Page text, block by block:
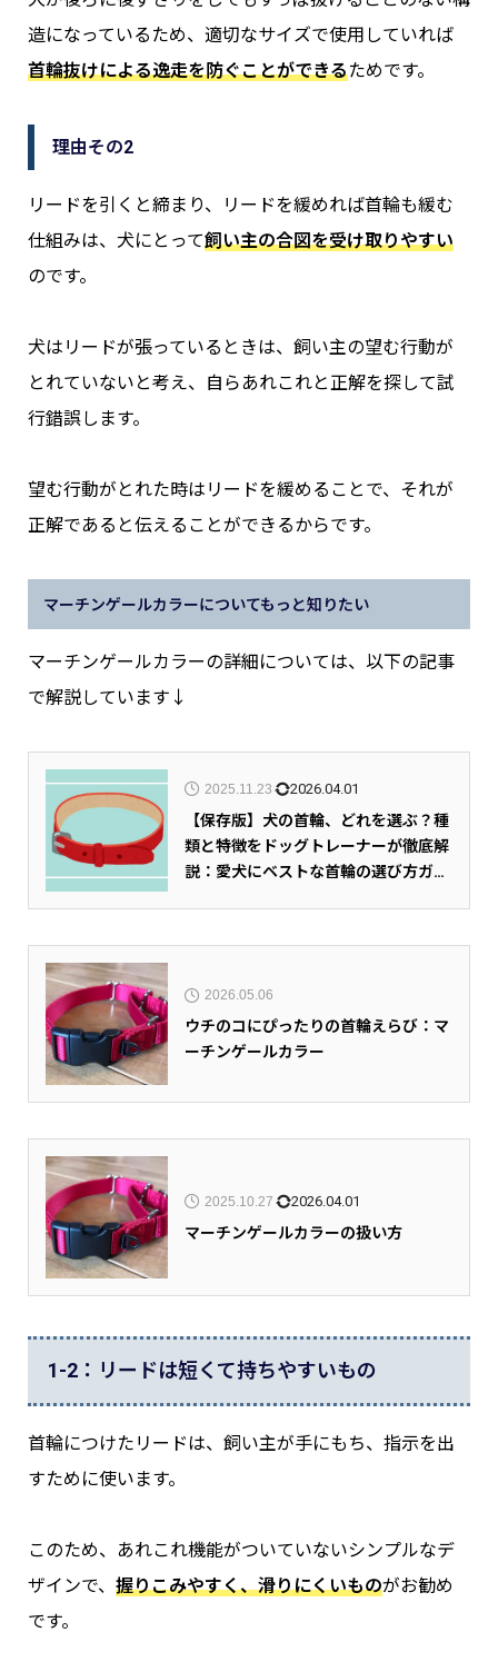
造になっているため、適切なサイズで使用していれば
首輪抜けによる逸走を防ぐことができるためです。
理由その2
リードを引くと締まり、リードを緩めれば首輪も緩む
仕組みは、犬にとって飼い主の合図を受け取りやすい
のです。
犬はリードが張っているときは、飼い主の望む行動が
とれていないと考え、自らあれこれと正解を探して試
行錯誤します。
望む行動がとれた時はリードを緩めることで、それが
正解であると伝えることができるからです。
マーチンゲールカラーについてもっと知りたい
マーチンゲールカラーの詳細については、以下の記事
で解説しています↓
2025.11.23 2026.04.01
【保存版】犬の首輪、どれを選ぶ？種
類と特徴をドッグトレーナーが徹底解
説：愛犬にベストな首輪の選び方ガイ
2026.05.06
ウチのコにぴったりの首輪えらび：マ
ーチンゲールカラー
2025.10.27 2026.04.01
マーチンゲールカラーの扱い方
1-2：リードは短くて持ちやすいもの
首輪につけたリードは、飼い主が手にもち、指示を出
すために使います。
このため、あれこれ機能がついていないシンプルなデ
ザインで、 握りこみやすく、滑りにくいものがお勧め
です。